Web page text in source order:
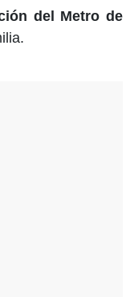
del Metro de